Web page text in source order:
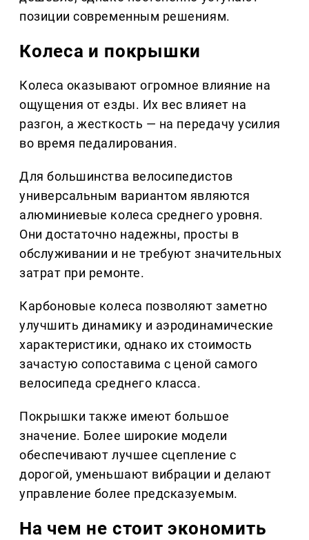
позиции современным решениям.
Колеса и покрышки
Колеса оказывают огромное влияние на
ощущения от езды. Их вес влияет на
разгон, а жесткость — на передачу усилия
во время педалирования.
Для большинства велосипедистов
универсальным вариантом являются
алюминиевые колеса среднего уровня.
Они достаточно надежны, просты в
обслуживании и не требуют значительных
затрат при ремонте.
Карбоновые колеса позволяют заметно
улучшить динамику и аэродинамические
характеристики, однако их стоимость
зачастую сопоставима с ценой самого
велосипеда среднего класса.
Покрышки также имеют большое
значение. Более широкие модели
обеспечивают лучшее сцепление с
дорогой, уменьшают вибрации и делают
управление более предсказуемым.
На чем не стоит экономить